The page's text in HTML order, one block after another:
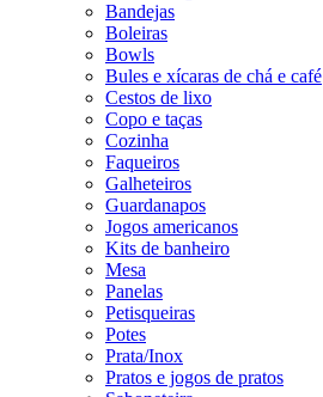
Bandejas
Boleiras
Bowls
Bules e xícaras de chá e café
Cestos de lixo
Copo e taças
Cozinha
Faqueiros
Galheteiros
Guardanapos
Jogos americanos
Kits de banheiro
Mesa
Panelas
Petisqueiras
Potes
Prata/Inox
Pratos e jogos de pratos